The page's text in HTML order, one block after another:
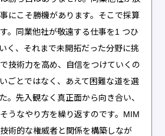
にこそ勝機があります。そこで採算
。同業他社が敬遠する仕事を1 つひ
く、それまで未開拓だった分野に挑
技術力を高め、自信をつけていくの
ごとではなく、あえて困難な道を選
。先入観なく真正面から向き合い、
うなやり方を繰り返すのです。MIM
術的な権威者と関係を構築しなが